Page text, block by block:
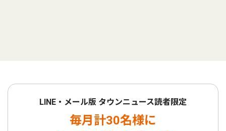
LINE・メール版 タウンニュース読者限定
毎月計30名様に